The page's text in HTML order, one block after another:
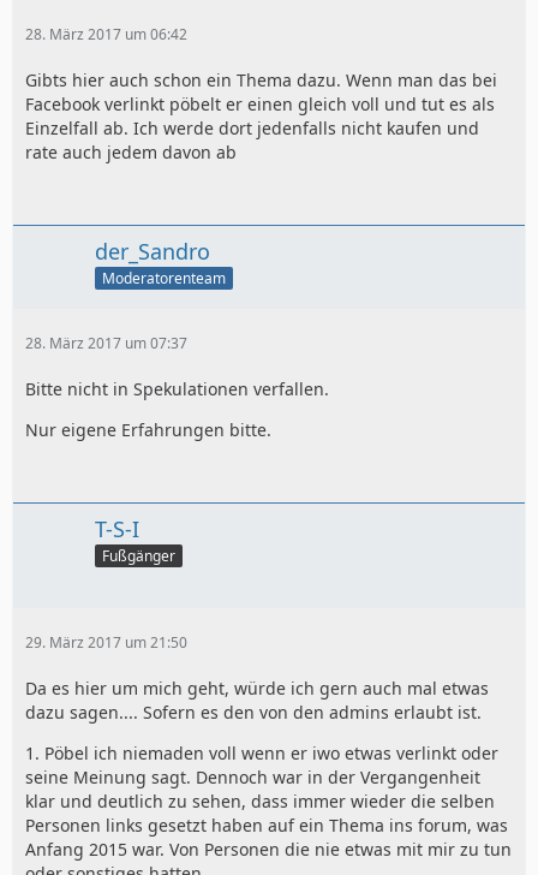
28. März 2017 um 06:42
Gibts hier auch schon ein Thema dazu. Wenn man das bei
Facebook verlinkt pöbelt er einen gleich voll und tut es als
Einzelfall ab. Ich werde dort jedenfalls nicht kaufen und
rate auch jedem davon ab
der_Sandro
Moderatorenteam
28. März 2017 um 07:37
Bitte nicht in Spekulationen verfallen.
Nur eigene Erfahrungen bitte.
T-S-I
Fußgänger
29. März 2017 um 21:50
Da es hier um mich geht, würde ich gern auch mal etwas
dazu sagen.... Sofern es den von den admins erlaubt ist.
1. Pöbel ich niemaden voll wenn er iwo etwas verlinkt oder
seine Meinung sagt. Dennoch war in der Vergangenheit
klar und deutlich zu sehen, dass immer wieder die selben
Personen links gesetzt haben auf ein Thema ins forum, was
Anfang 2015 war. Von Personen die nie etwas mit mir zu tun